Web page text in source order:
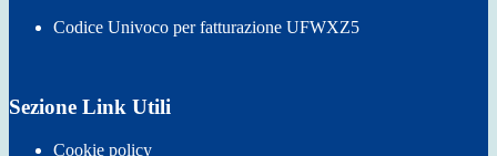
Codice Univoco per fatturazione UFWXZ5
Sezione Link Utili
Cookie policy